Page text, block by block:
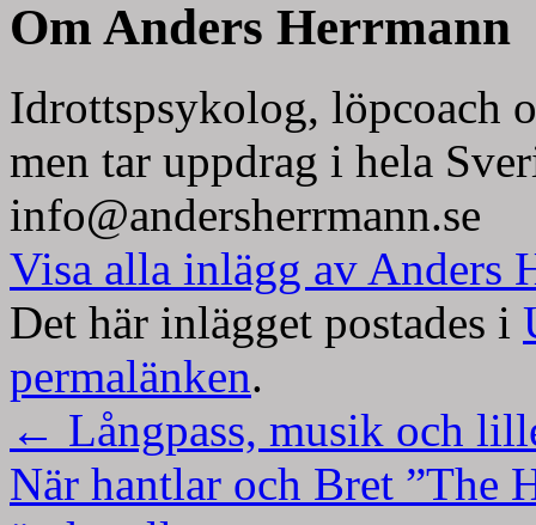
Om Anders Herrmann
Idrottspsykolog, löpcoach
men tar uppdrag i hela
info@andersherrmann.se
Visa alla inlägg av Anders
Det här inlägget postades i
permalänken.
← Långpass, musik och
När hantlar och Bret ”The